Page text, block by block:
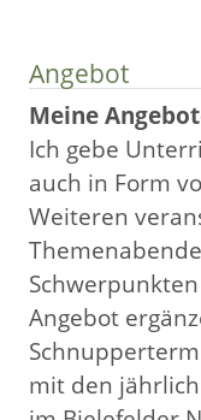
Angebot
Meine
Ich gebe
auch in Form
Weiteren
Angebot
mit den